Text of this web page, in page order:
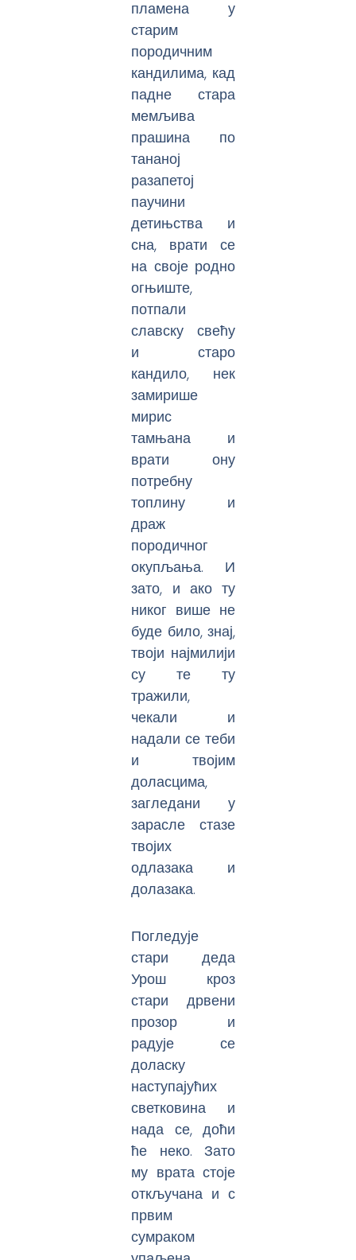
пламена у
старим
породичним
кандилима, кад
падне стара
мемљива
прашина по
тананој
разапетој
паучини
детињства и
сна, врати се
на своје родно
огњиште,
потпали
славску свећу
и старо
кандило, нек
замирише
мирис
тамњана и
врати ону
потребну
топлину и
драж
породичног
окупљања. И
зато, и ако ту
никог више не
буде било, знај,
твоји најмилији
су те ту
тражили,
чекали и
надали се теби
и твојим
доласцима,
загледани у
зарасле стазе
твојих
одлазака и
долазака.
Погледује
стари деда
Урош кроз
стари дрвени
прозор и
радује се
доласку
наступајућих
светковина и
нада се, доћи
ће неко. Зато
му врата стоје
откључана и с
првим
сумраком